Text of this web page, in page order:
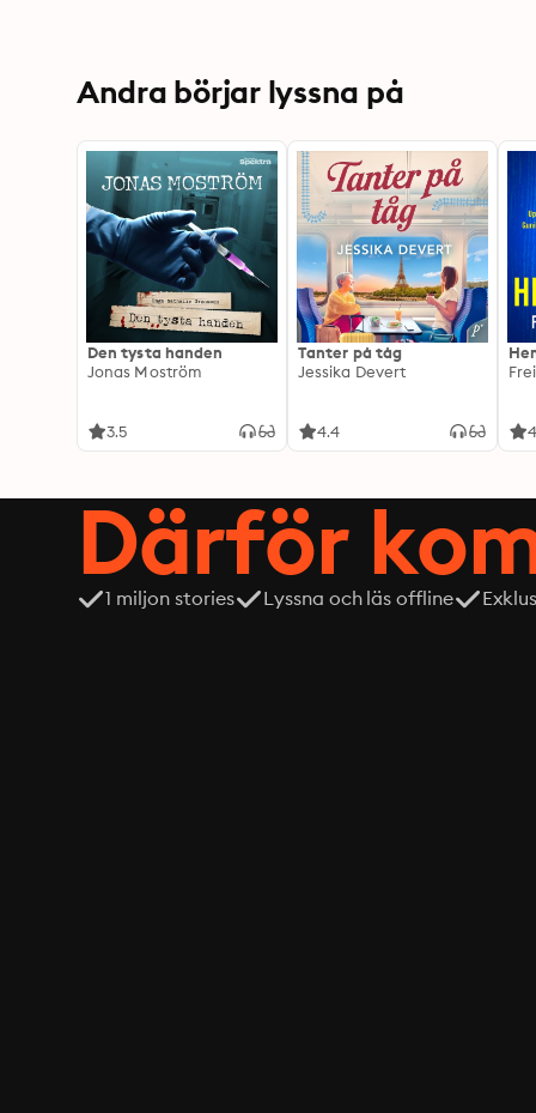
Andra börjar lyssna på
Den tysta handen
Jonas Moström
3.5
Tanter på tåg
Jessika Devert
4.4
Därför
1 miljon stories Lyssna och läs offline